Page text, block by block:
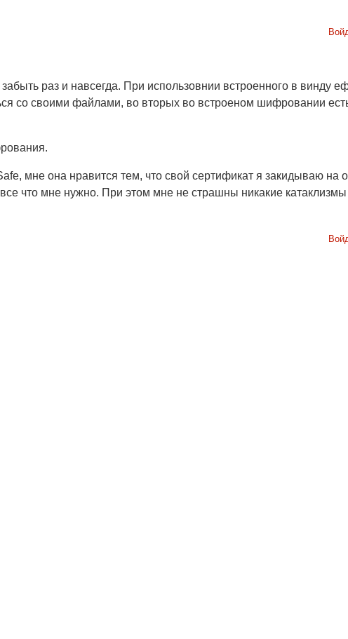
раз и навсегда. При использовнии встроенного в винду
со своими файлами, во вторых во встроеном шифровании
мне она нравится тем, что свой сертификат я закидываю на
что мне нужно. При этом мне не страшны никакие